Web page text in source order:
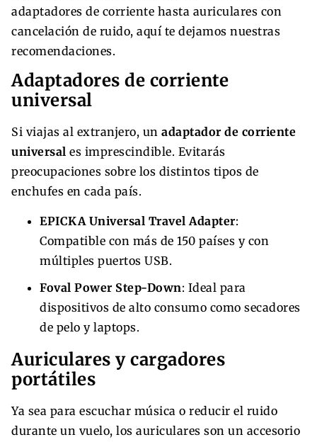
adaptadores de corriente hasta auriculares con
cancelación de ruido, aquí te dejamos nuestras
recomendaciones.
Adaptadores de corriente
universal
Si viajas al extranjero, un adaptador de corriente
universal es imprescindible. Evitarás
preocupaciones sobre los distintos tipos de
enchufes en cada país.
EPICKA Universal Travel Adapter:
Compatible con más de 150 países y con
múltiples puertos USB.
Foval Power Step-Down: Ideal para
dispositivos de alto consumo como secadores
de pelo y laptops.
Auriculares y cargadores
portátiles
Ya sea para escuchar música o reducir el ruido
durante un vuelo, los auriculares son un accesorio